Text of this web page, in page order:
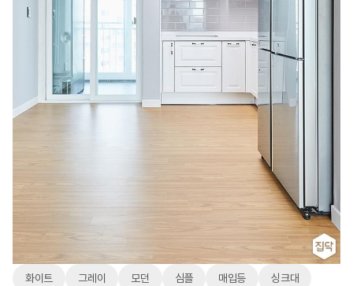
화이트 그레이 모던 심플 매입등 싱크대